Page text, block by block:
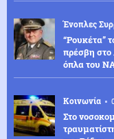
Ένοπλες
“Ρουκέτα”
πρέσβη στο
όπλα του
Κοινωνία
Στο